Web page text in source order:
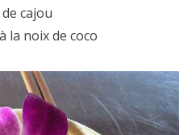
cajou
la noix de coco